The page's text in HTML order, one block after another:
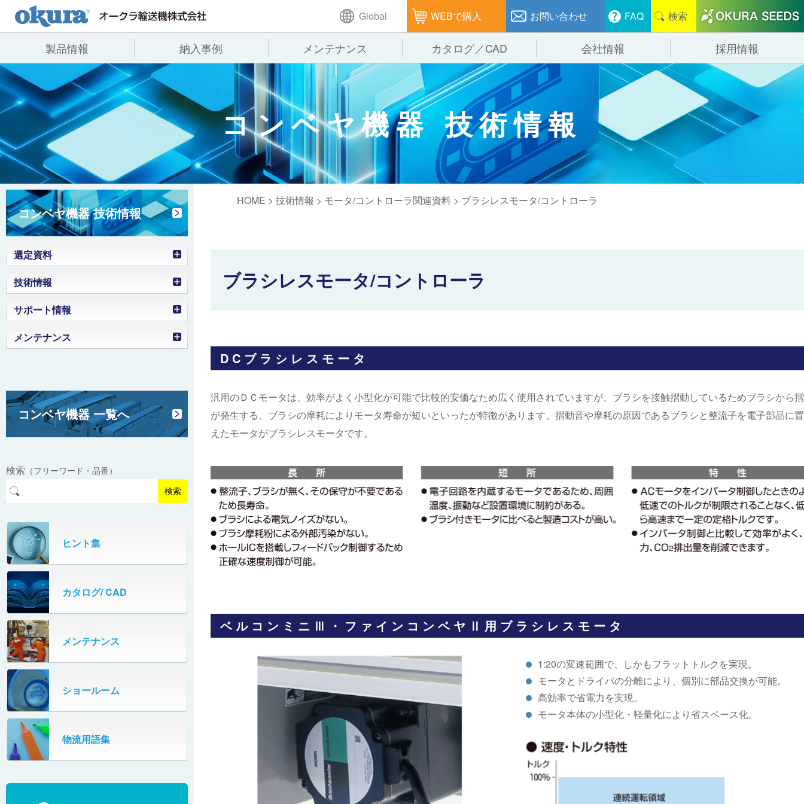
Global WEBで購入 お問い合わせ FAQ 検索
製品情報
製品情報
コンベヤ機器
コンベヤ機器を探す
用途から探す
コンベヤ機器の技術情報
ヒント集
GTPシステム 仕分けシステム
ピッキングシステム 保管システム
パレタイズ・デパレタイズシステム バンニング・デバンニングシステム
バーチカル装置（垂直搬送機） 周辺機器
納入事例
納入事例
全業種 物流
通販 食品
メンテナンス カタログ／CAD
会社情報
会社情報
代表あいさつ 企業理念 会社概要
オークラグループ 事業紹介
沿革 オークラの取組み
採用情報
コンベヤ機器 技術情報
コンベヤ機器 技術情報
選定資料
ローラコンベヤの選定目安
搬送物・作業環境の確認
ローラ幅の選定
グラビティコンベヤの選定
ラインドライブコンベヤのモータ出力
選定目安
ホイールコンベヤの選定目安
ベルトコンベヤの選定
センタドライブとヘッドドライブの
違い
コンベヤタイプごとの活用シーン紹
アイディア事例集
技術情報
部品名称図
フレーム断面寸法
駆動部下脚取付穴位置
ベルト仕様
ベルト仕様 プラスチックベルトコン
ベヤ
IPMモータ/コントローラ
防水コントロールボックス
ペタコン ドライバ基板
スリムミニ ドライバ基板
電源コード
非常停止装置（オプション）
制御ユニット（S-BOX）
共通仕様
制御ユニット（S-BOXシリーズ）
型式と仕様
制御ユニット（S-BOXシリーズ）
機種
サポート情報
製品を確認する（工事番号）
メンテナンス
ベルト交換
ベルト蛇行調整
コンベヤ機器 一覧へ
検索 （フリーワード・品番）
検索
ヒント集
カタログ/ CAD
メンテナンス
ショールーム
物流用語集
HOME > 技術情報 > モータ/コントローラ関連資料 > ブラシレスモータ/コントローラ
ブラシレスモータ/コントローラ
DCブラシレスモータ
汎用のＤＣモータは、効率がよく小型化が可能で比較的安価なため広く使用されていますが、ブラシを接触摺動しているためブラシから
が発生する、ブラシの摩耗によりモータ寿命が短いといったが特徴があります。摺動音や摩耗の原因であるブラシと整流子を電子部品に
えたモータがブラシレスモータです。
ベルコンミニⅢ・ファインコンベヤⅡ用ブラシレスモータ
1:20の変速範囲で、しかもフラットトルクを実現。
モータとドライバの分離により、個別に部品交換が可能。
高効率で省電力を実現。
モータ本体の小型化・軽量化により省スペース化。